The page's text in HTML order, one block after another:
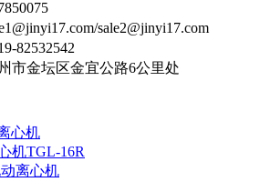
sale2@jinyi17.com
82532542
市金坛区金宜公路6公里处
心机
机TGL-16R
离心机